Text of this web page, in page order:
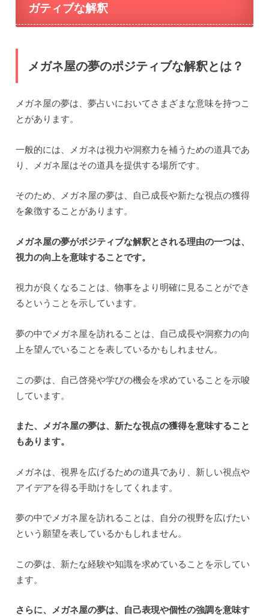
ガティブな解釈
メガネ屋の夢のポジティブな解釈とは？
メガネ屋の夢は、夢占いにおいてさまざまな意味を持つこ
とがあります。
一般的には、メガネは視力や洞察力を補うための道具であ
り、メガネ屋はその道具を提供する場所です。
そのため、メガネ屋の夢は、自己成長や新たな視点の獲得
を象徴することがあります。
メガネ屋の夢がポジティブな解釈とされる理由の一つは、
視力の向上を意味することです。
視力が良くなることは、物事をより明確に見ることができ
るということを示しています。
夢の中でメガネ屋を訪れることは、自己成長や洞察力の向
上を望んでいることを表しているかもしれません。
この夢は、自己啓発や学びの機会を求めていることを示唆
しています。
また、メガネ屋の夢は、新たな視点の獲得を意味すること
もあります。
メガネは、視界を広げるための道具であり、新しい視点や
アイデアを得る手助けをしてくれます。
夢の中でメガネ屋を訪れることは、自分の視野を広げたい
という願望を表しているかもしれません。
この夢は、新たな経験や知識を求めていることを示してい
ます。
さらに、メガネ屋の夢は、自己表現や個性の強調を意味す